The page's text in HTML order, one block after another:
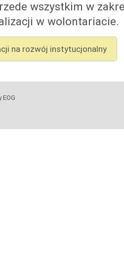
wszystkim w
w wolontariacie.
na rozwój instytucjonalny